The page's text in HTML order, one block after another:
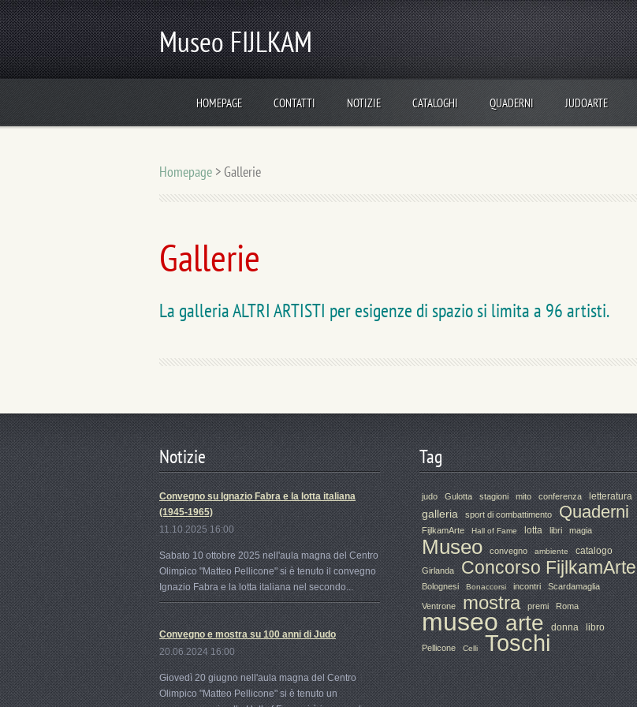
Museo FIJLKAM
HOMEPAGE CONTATTI NOTIZIE CATALOGHI QUADERNI JUDOARTE
Homepage >Gallerie
Gallerie
La galleria ALTRI ARTISTI per esigenze di spazio si limita a 96 artisti.
Notizie
Convegno su Ignazio Fabra e la lotta italiana
(1945-1965)
11.10.2025 16:00
Sabato 10 ottobre 2025 nell'aula magna del Centro
Olimpico "Matteo Pellicone" si è tenuto il convegno
Ignazio Fabra e la lotta italiana nel secondo...
Convegno e mostra su 100 anni di Judo
20.06.2024 16:00
Giovedì 20 giugno nell'aula magna del Centro
Olimpico "Matteo Pellicone" si è tenuto un
Tag
judo Gulotta stagioni mito conferenza letteratura
galleria sport di combattimento Quaderni
FijlkamArte Hall of Fame lotta libri magia
Museo convegno ambiente catalogo
Girlanda Concorso FijlkamArte
Bolognesi Bonaccorsi incontri Scardamaglia
Ventrone mostra premi Roma
museo arte donna libro
Pellicone Celli Toschi